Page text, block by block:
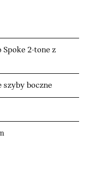
Spoke 2-tone z
szyby boczne